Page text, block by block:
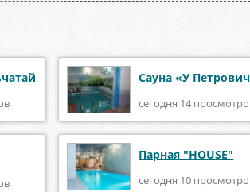
Сауна «У
сегодня 14
Парная "HOUSE"
сегодня 10